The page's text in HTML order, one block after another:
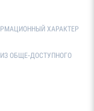
ХАРАКТЕР
ОБЩЕ-ДОСТУПНОГО